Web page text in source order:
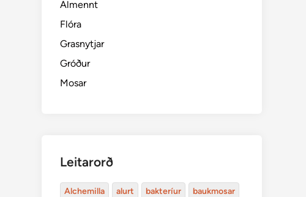
Almennt
Flóra
Grasnytjar
Gróður
Mosar
Leitarorð
Alchemilla alurt bakteríur
baukmosar